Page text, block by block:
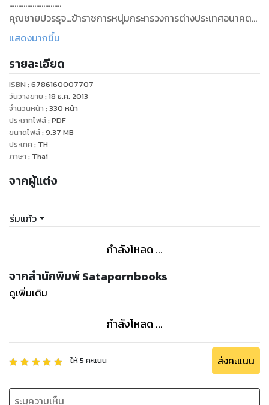
.............................
คุณชายปวรรุจ...ข้าราชการหนุ่มกระทรวงการต่างประเทศอนาคต
ไกลกับรักที่เหมือนฝัน พี่ชายรองที่รอดพ้นจากการถูกจับคู่กับ
โชคชะตาบันดาลให้เขาพบกับรักแท้ระหว่างเดินทางไปราชการที่ส
วิตเซอร์แลนด์
ท่ามกลางความโรแมนติก คู่รักต้องเผชิญพายุหิมะบนยอดเขาและ
พายุอารมณ์อีกหลายระลอกในโลกของความเป็นจริง...เขากับเธอจะ
ก้าวผ่านอุปสรรคไปได้หรือไม่"
แสดงมากขึ้น
รายละเอียด
ISBN : 6786160007707
วันวางขาย : 18 ธ.ค. 2013
จำนวนหน้า : 330 หน้า
ประเภทไฟล์: PDF
ขนาดไฟล์: 9.37 MB
ประเทศ: TH
ภาษา : Thai
จากผู้แต่ง
ร่มแก้ว
กำลังโหลด ...
จากสำนักพิมพ์ Satapornbooks
ดูเพิ่มเติม
กำลังโหลด ...
ให้5 คะแนน ส่งคะแนน